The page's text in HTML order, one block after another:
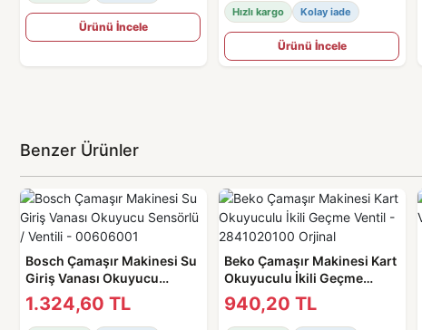
Ürünü İncele
Hızlı kargo Kolay iade
Ürünü İncele
Benzer Ürünler
Bosch Çamaşır Makinesi Su
Giriş Vanası Okuyucu
Sensörlü / Ventili -
00606001
1.324,60 TL
Beko Çamaşır Makinesi Kart
Okuyuculu İkili Geçme
Ventil - 2841020100 Orjinal
940,20 TL